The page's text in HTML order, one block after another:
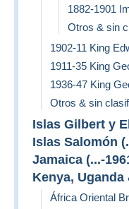
1882-1901
Otros & sin
1902-11 King
1911-35 King
1936-47 King
Otros & sin
Islas Gilbert y
Islas Salomón
Jamaica (...-
Kenya, Uganda
África Oriental